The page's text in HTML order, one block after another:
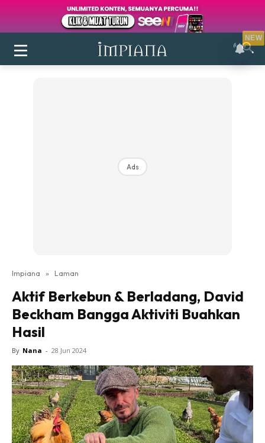
Login|Register
Ruang Makan
Ruang Tamu
Direktori
Interior Design
Landskap
DIY
Bilik Air
Bilik Tidur
Dapur
Ads
Impiana » Laman
Aktif Berkebun & Berladang, David
Beckham Bangga Aktiviti Buahkan
Hasil
By Nana - 28 Jun 2024
NEW